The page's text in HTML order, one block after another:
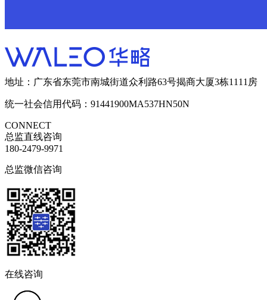
地址：广东省东莞市南城街道众利路63号揭商大厦3栋1111房
统一社会信用代码：91441900MA537HN50N
CONNECT
总监直线咨询
180-2479-9971
总监微信咨询
在线咨询